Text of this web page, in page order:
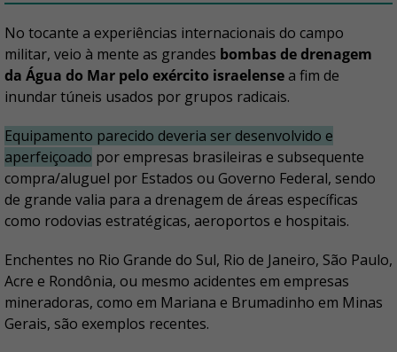
No tocante a experiências internacionais do campo
militar, veio à mente as grandes bombas de drenagem
da Água do Mar pelo exército israelensea fim de
inundar túneis usados por grupos radicais.
Equipamento parecido deveria ser desenvolvido e
aperfeiçoado por empresas brasileiras e subsequente
compra/aluguel por Estados ou Governo Federal, sendo
de grande valia para a drenagem de áreas específicas
como rodovias estratégicas, aeroportos e hospitais.
Enchentes no Rio Grande do Sul, Rio de Janeiro, São Paulo,
Acre e Rondônia, ou mesmo acidentes em empresas
mineradoras, como em Mariana e Brumadinho em Minas
Gerais, são exemplos recentes.